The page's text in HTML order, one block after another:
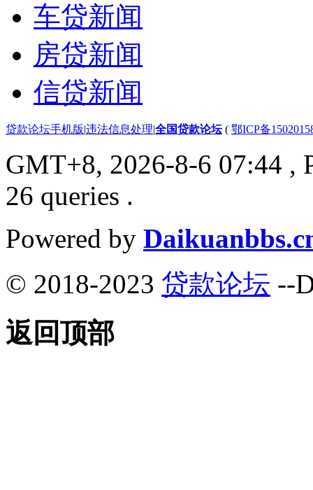
车贷新闻
房贷新闻
信贷新闻
贷款论坛手机版|违法信息处理|全国贷款论坛( 鄂ICP备
GMT+8, 2026-8-6 07:44 ,
26 queries .
Powered by
© 2018-2023 贷款论坛 --
返回顶部